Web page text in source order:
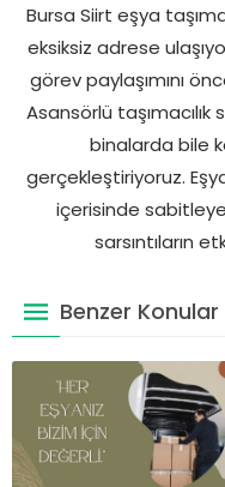
Bursa Siirt eşya
eksiksiz adrese
görev paylaşımını
Asansörlü
binalarda bile
gerçekleştiriyoruz.
içerisinde
sarsıntıların
Benzer Konular